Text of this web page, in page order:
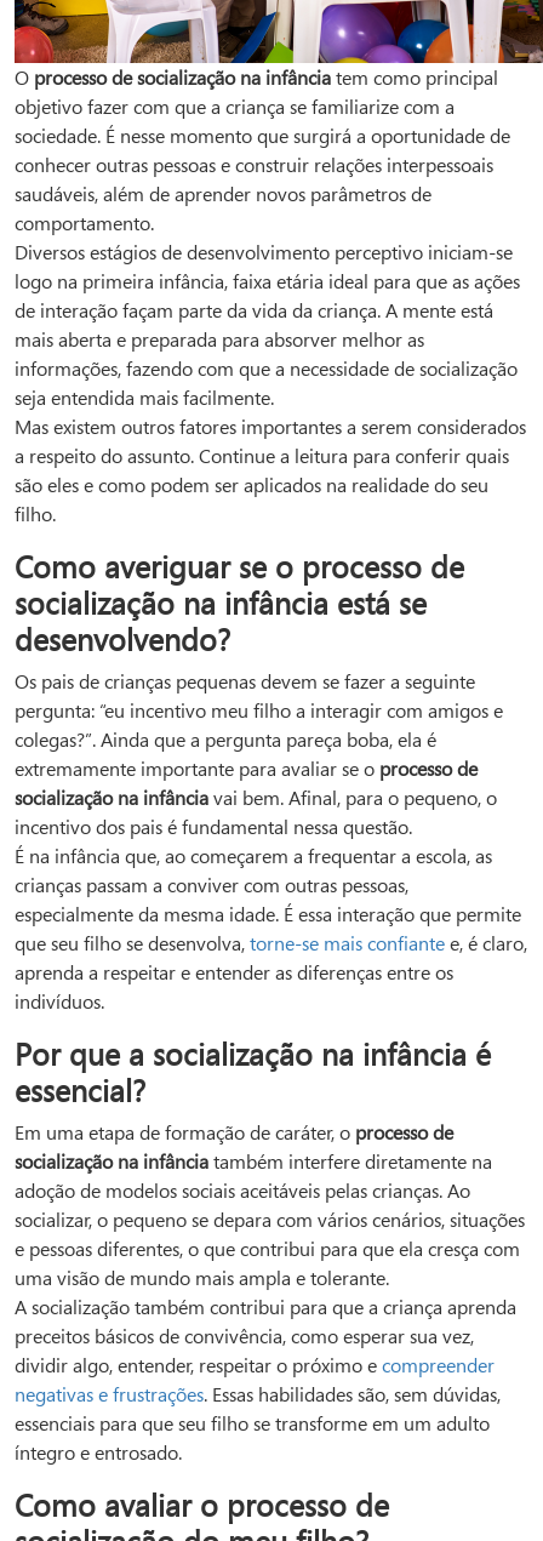
O processo de socialização na infânciatem como principal
objetivo fazer com que a criança se familiarize com a
sociedade. É nesse momento que surgirá a oportunidade de
conhecer outras pessoas e construir relações interpessoais
saudáveis, além de aprender novos parâmetros de
comportamento.
Diversos estágios de desenvolvimento perceptivo iniciam-se
logo na primeira infância, faixa etária ideal para que as ações
de interação façam parte da vida da criança. A mente está
mais aberta e preparada para absorver melhor as
informações, fazendo com que a necessidade de socialização
seja entendida mais facilmente.
Mas existem outros fatores importantes a serem considerados
a respeito do assunto. Continue a leitura para conferir quais
são eles e como podem ser aplicados na realidade do seu
filho.
Como averiguar se o processo de
socialização na infância está se
desenvolvendo?
Os pais de crianças pequenas devem se fazer a seguinte
pergunta: “eu incentivo meu filho a interagir com amigos e
colegas?”. Ainda que a pergunta pareça boba, ela é
extremamente importante para avaliar se o processo de
socialização na infânciavai bem. Afinal, para o pequeno, o
incentivo dos pais é fundamental nessa questão.
É na infância que, ao começarem a frequentar a escola, as
crianças passam a conviver com outras pessoas,
especialmente da mesma idade. É essa interação que permite
que seu filho se desenvolva,torne-se mais confiantee, é claro,
aprenda a respeitar e entender as diferenças entre os
indivíduos.
Por que a socialização na infância é
essencial?
Em uma etapa de formação de caráter, o processo de
socialização na infânciatambém interfere diretamente na
adoção de modelos sociais aceitáveis pelas crianças. Ao
socializar, o pequeno se depara com vários cenários, situações
e pessoas diferentes, o que contribui para que ela cresça com
uma visão de mundo mais ampla e tolerante.
A socialização também contribui para que a criança aprenda
preceitos básicos de convivência, como esperar sua vez,
dividir algo, entender, respeitar o próximo ecompreender
negativas e frustrações. Essas habilidades são, sem dúvidas,
essenciais para que seu filho se transforme em um adulto
íntegro e entrosado.
Como avaliar o processo de